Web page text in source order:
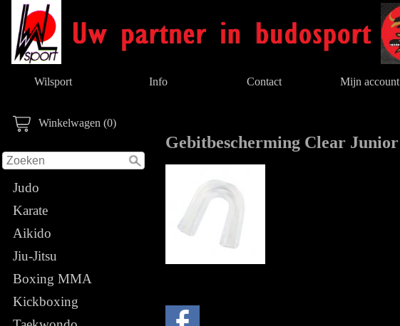
Wilsport Info Contact Mijn account
Winkelwagen (0)
Judo
Karate
Aikido
Jiu-Jitsu
Boxing MMA
Kickboxing
Gebitbescherming Clear Junior